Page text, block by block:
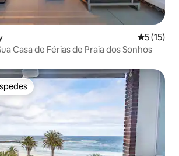
5 de uma
5 (15)
Casa de Férias de Praia dos Sonhos